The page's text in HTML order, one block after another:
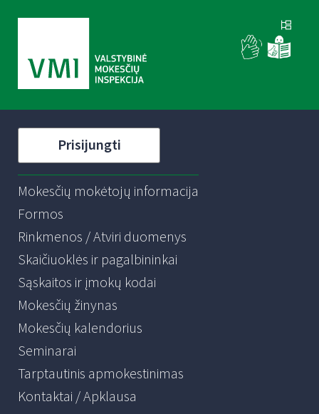
Prisijungti
Mokesčių mokėtojų informacija
Formos
Rinkmenos / Atviri duomenys
Skaičiuoklės ir pagalbininkai
Sąskaitos ir įmokų kodai
Mokesčių žinynas
Mokesčių kalendorius
Seminarai
Tarptautinis apmokestinimas
Kontaktai / Apklausa